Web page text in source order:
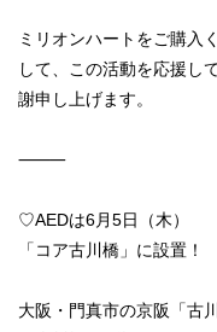
ミリオンハートをご購入
して、この活動を応援し
謝申し上げます。
⸻
♡AEDは6月5日（木）
「コア古川橋」に設置！
大阪・門真市の京阪「古